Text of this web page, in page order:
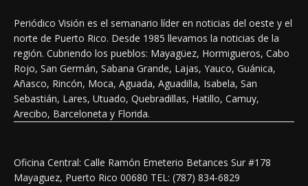
Periódico Visión es el semanario líder en noticias del oeste y el
norte de Puerto Rico. Desde 1985 llevamos la noticias de la
región. Cubriendo los pueblos: Mayagüez, Hormigueros, Cabo
Rojo, San Germán, Sabana Grande, Lajas, Yauco, Guánica,
Añasco, Rincón, Moca, Aguada, Aguadilla, Isabela, San
Sebastián, Lares, Utuado, Quebradillas, Hatillo, Camuy,
Arecibo, Barceloneta y Florida.
Oficina Central: Calle Ramón Emeterio Betances Sur #178
Mayaguez, Puerto Rico 00680 TEL: (787) 834-6829